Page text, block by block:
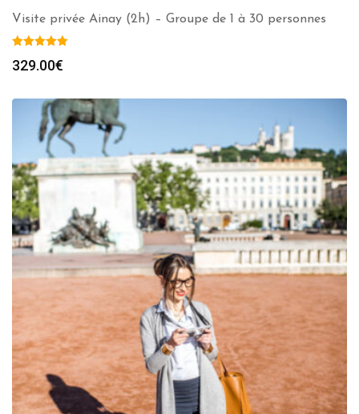
Visite privée Ainay (2h) – Groupe de 1 à 30 personnes
329.00€